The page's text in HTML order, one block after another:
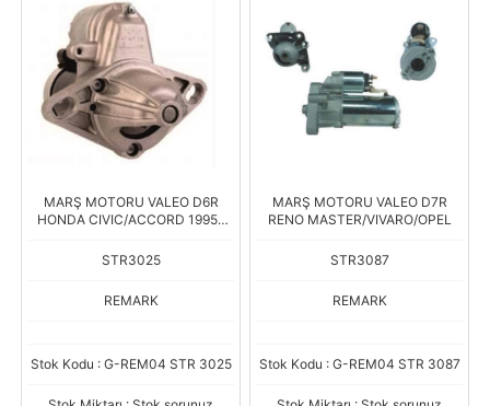
MARŞ MOTORU VALEO D6R
HONDA CIVIC/ACCORD 1995-
STR3025
REMARK
Stok Kodu : G-REM04 STR 3025
MARŞ MOTORU VALEO D7R
RENO MASTER/VIVARO/OPEL
STR3087
REMARK
Stok Kodu : G-REM04 STR 3087